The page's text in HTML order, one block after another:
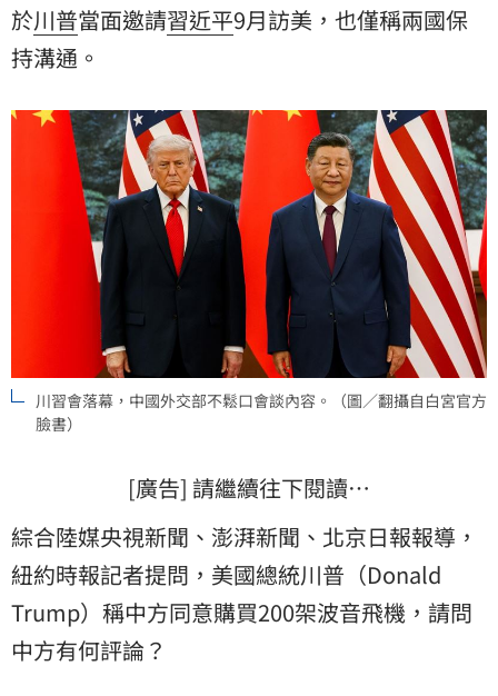
於川普當面邀請習近平9月訪美，也僅稱兩國保
持溝通。
川習會落幕，中國外交部不鬆口會談內容。（圖／翻攝自白宮官方
臉書）
[廣告] 請繼續往下閱讀…
綜合陸媒央視新聞、澎湃新聞、北京日報報導，
紐約時報記者提問，美國總統川普（Donald
Trump）稱中方同意購買200架波音飛機，請問
中方有何評論？